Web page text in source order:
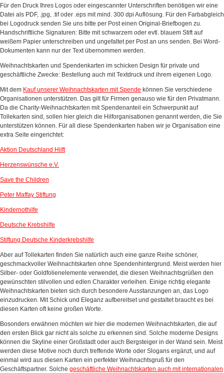
Für den Druck Ihres Logos oder eingescannter Unterschriften benötigen wir eine
Datei als PDF, .jpg, .tif oder .eps mit mind. 300 dpi Auflösung. Für den Farbabgleich
bei Logodruck senden Sie uns bitte per Post einen Original-Briefbogen zu.
Handschriftliche Signaturen: Bitte mit schwarzem oder evtl. blauem Stift auf
weißem Papier unterschreiben und ungefaltet per Post an uns senden. Bei Word-
Dokumenten kann nur der Text übernommen werden.
Weihnachtskarten und Spendenkarten im schicken Design für private und
geschäftliche Zwecke: Bestellung auch mit Textdruck und ihrem eigenen Logo.
Mit dem Kauf unserer Weihnachtskarten mit Spende können Sie verschiedene
Organisationen unterstützen. Das gilt für Firmen genauso wie für den Privatmann.
Da die Charity-Weihnachtskarten mit Spendenanteil ein Schwerpunkt auf
Tollekarten sind, sollen hier gleich die Hilforganisationen genannt werden, die Sie
unterstützen können. Für all diese Spendenkarten haben wir je Organisation eine
extra Seite eingerichtet:
Aktion Deutschland Hilft
Herzenswünsche e.V.
Save the Children
Peter Maffay Stiftung
Kindernothilfe
Deutsche Krebshilfe
Stiftung Deutsche Kinderkrebshilfe
Aber auf Tollekarten finden Sie natürlich auch eine ganze Reihe schöner,
geschmackvoller Weihnachtskarten ohne Spendenhintergrund. Meist werden hier
Silber- oder Goldfolienelemente verwendet, die diesen Weihnachtsgrüßen den
gewünschten stilvollen und edlen Charakter verleihen. Einige richtig elegante
Weihnachtskarten bieten sich durch besondere Ausstanzungen an, das Logo
einzudrucken. Mit Schick und Eleganz aufbereitset und gestaltet braucht es bei
diesen Karten oft keine großen Worte.
Bosonders erwähnen möchten wir hier die modernen Weihnachtskarten, die auf
den ersten Blick gar nicht als solche zu erkennen sind. Solche moderne Designs
können die Skyline einer Großstadt oder auch Bergsteiger in der Wand sein. Meist
werden diese Motive noch durch treffende Worte oder Slogans ergänzt, und auf
einmal wird aus diesen Karten ein perfekter Weihnachtsgruß für den
Geschäftspartner. Solche geschäftliche Weihnachtskarten auch mit internationalen